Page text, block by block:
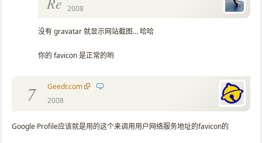
2008
没有 gravatar 就显示网站截图… 哈哈
你的 favicon 是正常的哟
7
Geedr.com
2008
Google Profile应该就是用的这个来调用用户网络服务地址的favicon的